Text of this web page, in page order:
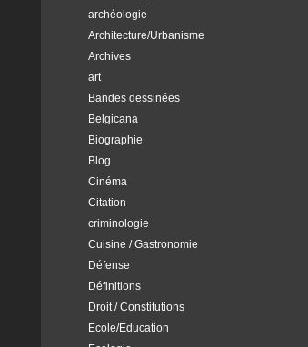
archéologie
Architecture/Urbanisme
Archives
art
Bandes dessinées
Belgicana
Biographie
Blog
Cinéma
Citation
criminologie
Cuisine / Gastronomie
Défense
Définitions
Droit / Constitutions
Ecole/Education